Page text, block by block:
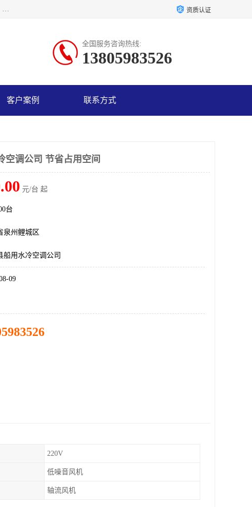
泉州力顺电器有限公司主营：泉州降温水帘、泉州负压风机、泉州冷风机空调、工业排气扇、冷风机、工业排气扇、负压风机、负压风机、水冷空调、降温水帘等产品。为用户解决了通风、降温、除味、除尘等难题，其环保、节能的理念与用户的实践检验结果相吻合，赢得了广大客户的信誉和青睐。 资质认证
全国服务咨询热线:
13805983526
客户案例 联系方式
空调公司 节省占用空间
元/台 起
台
泉州鲤城区
船用水冷空调公司
09
220V
低噪音风机
轴流风机